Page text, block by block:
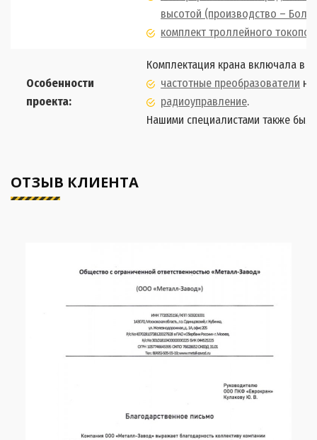
высотой (производство –
комплект троллейного
Особенности
проекта:
Комплектация крана включала в
частотные преобразователи
радиоуправление.
Нашими специалистами также
ОТЗЫВ КЛИЕНТА